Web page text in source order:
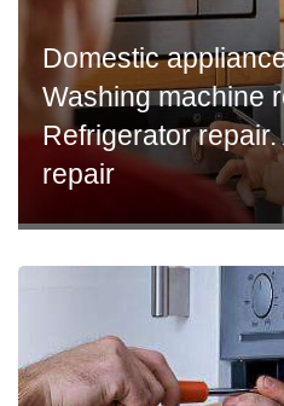
Domestic
Washing machine
Refrigerator
repair